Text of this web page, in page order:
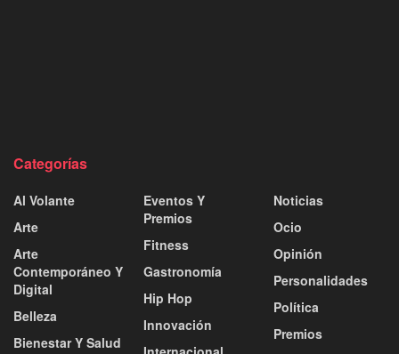
Categorías
Al Volante
Arte
Arte
Contemporáneo Y
Digital
Belleza
Bienestar Y Salud
Eventos Y
Premios
Fitness
Gastronomía
Hip Hop
Innovación
Noticias
Ocio
Opinión
Personalidades
Política
Premios